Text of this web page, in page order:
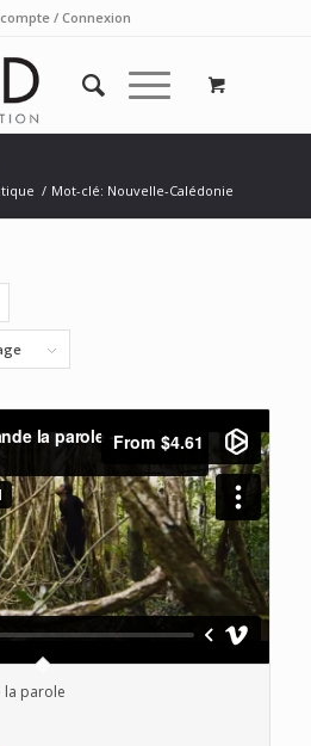
/ Connexion
/ Mot-clé: Nouvelle-Calédonie
la parole